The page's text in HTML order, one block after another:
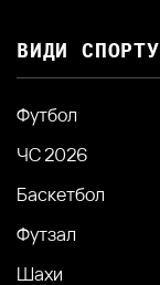
ВИДИ СПОРТУ
Футбол
ЧС 2026
Баскетбол
Футзал
Шахи